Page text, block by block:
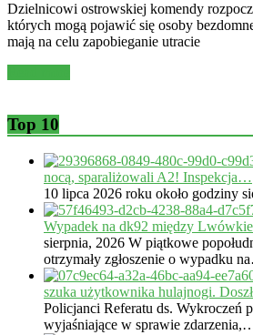
Dzielnicowi ostrowskiej komendy
których mogą pojawić się osoby
mają na celu zapobieganie utracie
Top 10
nocą, sparaliżowali A2! Inspekcja…
10 lipca 2026 roku około godziny
Wypadek na dk92 między
sierpnia, 2026 W piątkowe
otrzymały zgłoszenie o wypadku
szuka użytkownika hulajnogi.
Policjanci Referatu ds. Wykroczeń
wyjaśniające w sprawie